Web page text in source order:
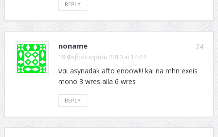
REPLY
24
noname
18 Φεβρουαρίου 2010 at 14:44
ναι asynadak afto enoow!!! kai na mhn exeis
mono 3 wres alla 6 wres
REPLY